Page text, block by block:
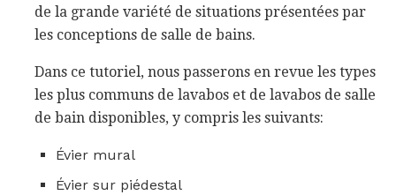
de la grande variété de situations présentées par
les conceptions de salle de bains.
Dans ce tutoriel, nous passerons en revue les types
les plus communs de lavabos et de lavabos de salle
de bain disponibles, y compris les suivants:
Évier mural
Évier sur piédestal